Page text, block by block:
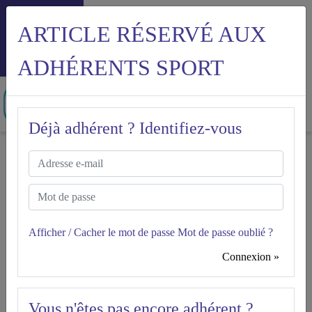
Accueil
FAQ relative à la mise en place du comité social et
économique (CSE)
ARTICLE RÉSERVÉ AUX
ADHÉRENTS SPORT
Déjà adhérent ? Identifiez-vous
Afficher / Cacher le mot de passe Mot de passe oublié ?
Connexion »
FAQ RELATIVE À LA MISE
(CSE)
Sport